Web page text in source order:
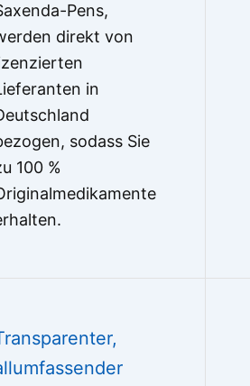
Pens,
direkt von
in
sodass Sie
100 %